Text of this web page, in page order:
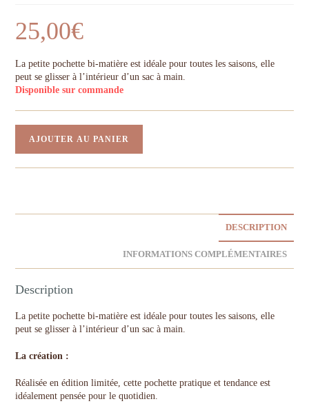
25,00€
La petite pochette bi-matière est idéale pour toutes les saisons, elle
peut se glisser à l’intérieur d’un sac à main.
Disponible sur commande
AJOUTER AU PANIER
DESCRIPTION
INFORMATIONS COMPLÉMENTAIRES
Description
La petite pochette bi-matière est idéale pour toutes les saisons, elle
peut se glisser à l’intérieur d’un sac à main.
La création :
Réalisée en édition limitée, cette pochette pratique et tendance est
idéalement pensée pour le quotidien.